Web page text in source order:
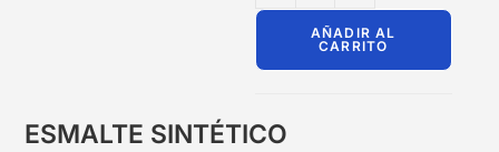
AÑADIR AL
CARRITO
ESMALTE SINTÉTICO